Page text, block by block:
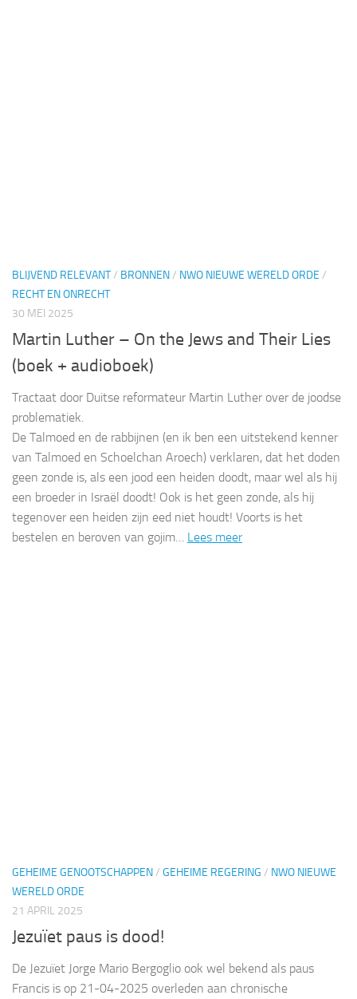
BLIJVEND RELEVANT/ BRONNEN/ NWO NIEUWE WERELD ORDE /
RECHT EN ONRECHT
30 MEI 2025
Martin Luther – On the Jews and Their Lies
(boek + audioboek)
Tractaat door Duitse reformateur Martin Luther over de joodse
problematiek.
De Talmoed en de rabbijnen (en ik ben een uitstekend kenner
van Talmoed en Schoelchan Aroech) verklaren, dat het doden
geen zonde is, als een jood een heiden doodt, maar wel als hij
een broeder in Israël doodt! Ook is het geen zonde, als hij
tegenover een heiden zijn eed niet houdt! Voorts is het
bestelen en beroven van gojim… Lees meer
GEHEIME GENOOTSCHAPPEN/ GEHEIME REGERING / NWO NIEUWE
WERELD ORDE
21 APRIL 2025
Jezuïet paus is dood!
De Jezuïet Jorge Mario Bergoglio ook wel bekend als paus
Francis is op 21-04-2025 overleden aan chronische